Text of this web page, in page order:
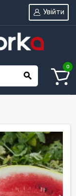
search
Увійти
0